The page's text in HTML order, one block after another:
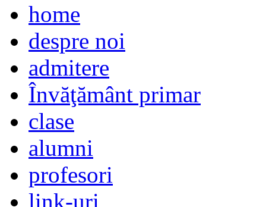
home
despre noi
admitere
Învăţământ primar
clase
alumni
profesori
link-uri